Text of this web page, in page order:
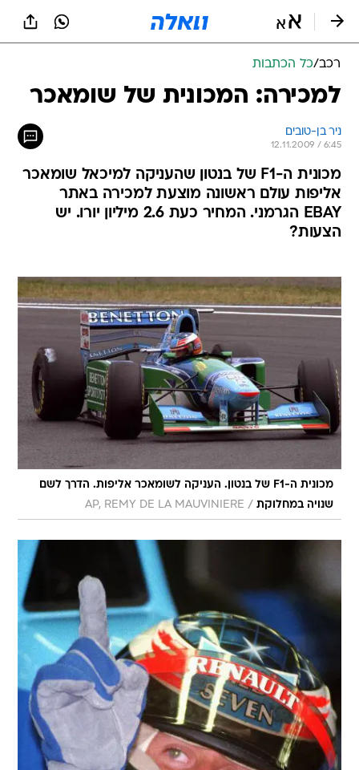
רכב/כל הכתבות
למכירה: המכונית של שומאכר
ניר בן-טובים
12.11.2009 / 6:45
מכונית ה-F1 של בנטון שהעניקה למיכאל שומאכר
אליפות עולם ראשונה מוצעת למכירה באתר
EBAY הגרמני. המחיר כעת 2.6 מיליון יורו. יש
הצעות?
מכונית ה-F1 של בנטון. העניקה לשומאכר אליפות. הדרך לשם
שנויה במחלוקת /
AP, REMY DE LA MAUVINIERE